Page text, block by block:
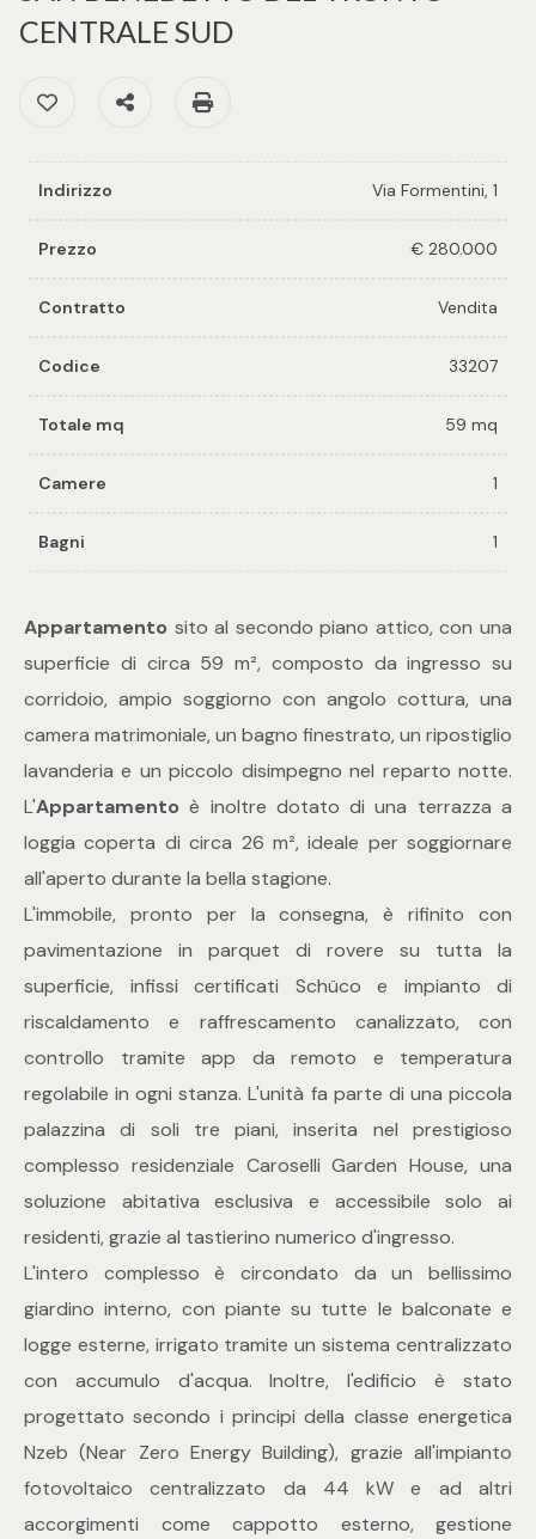
CENTRALE SUD
Preferiti: Cod. 33207
Condividi
Indirizzo Via Formentini, 1
Prezzo € 280.000
Contratto Vendita
Codice 33207
Totale mq 59 mq
Camere 1
Bagni 1
Appartamento sito al secondo piano attico, con una
superficie di circa 59 m², composto da ingresso su
corridoio, ampio soggiorno con angolo cottura, una
camera matrimoniale, un bagno finestrato, un ripostiglio
lavanderia e un piccolo disimpegno nel reparto notte.
L'Appartamento è inoltre dotato di una terrazza a
loggia coperta di circa 26 m², ideale per soggiornare
all'aperto durante la bella stagione.
L'immobile, pronto per la consegna, è rifinito con
pavimentazione in parquet di rovere su tutta la
superficie, infissi certificati Schüco e impianto di
riscaldamento e raffrescamento canalizzato, con
controllo tramite app da remoto e temperatura
regolabile in ogni stanza. L'unità fa parte di una piccola
palazzina di soli tre piani, inserita nel prestigioso
complesso residenziale Caroselli Garden House, una
soluzione abitativa esclusiva e accessibile solo ai
residenti, grazie al tastierino numerico d'ingresso.
L'intero complesso è circondato da un bellissimo
giardino interno, con piante su tutte le balconate e
logge esterne, irrigato tramite un sistema centralizzato
con accumulo d'acqua. Inoltre, l'edificio è stato
progettato secondo i principi della classe energetica
Nzeb (Near Zero Energy Building), grazie all'impianto
fotovoltaico centralizzato da 44 kW e ad altri
accorgimenti come cappotto esterno, gestione
per voi
Richiedi
un
vendi il
immobile
Contattaci
-
Residenziali
Industriali
Terreni
Prezzo
Totale
mq
Locali
Qualsiasi
1